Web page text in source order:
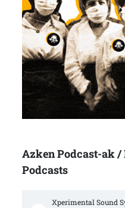
Azken Podcast-ak
Podcasts
Xperimental Sound